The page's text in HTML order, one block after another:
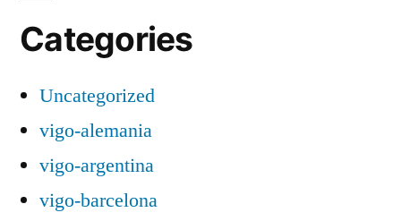
Categories
Uncategorized
vigo-alemania
vigo-argentina
vigo-barcelona